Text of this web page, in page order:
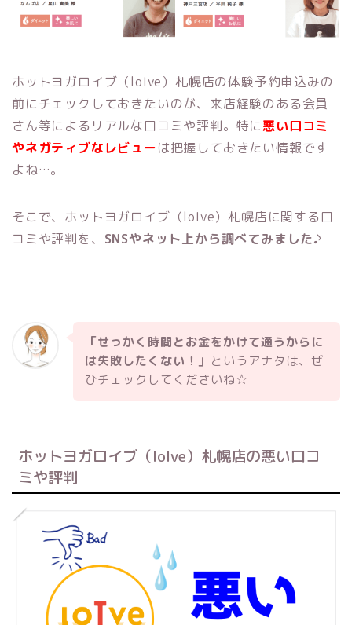
ホットヨガロイブ（loIve）札幌店の体験予約申込みの
前にチェックしておきたいのが、来店経験のある会員
さん等によるリアルな口コミや評判。特に悪い口コミ
やネガティブなレビューは把握しておきたい情報です
よね…。
そこで、ホットヨガロイブ（loIve）札幌店に関する口
コミや評判を、 SNSやネット上から調べてみました♪
「せっかく時間とお金をかけて通うからに
は失敗したくない！」 というアナタは、ぜ
ひチェックしてくださいね☆
ホットヨガロイブ（loIve）札幌店の悪い口コ
ミや評判